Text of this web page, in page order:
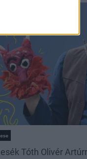
Tóth Olivér